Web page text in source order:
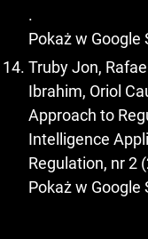
.
Pokaż w Google
Truby Jon,
Ibrahim, Oriol
Approach to
Intelligence
Regulation, nr 2
Pokaż w Google